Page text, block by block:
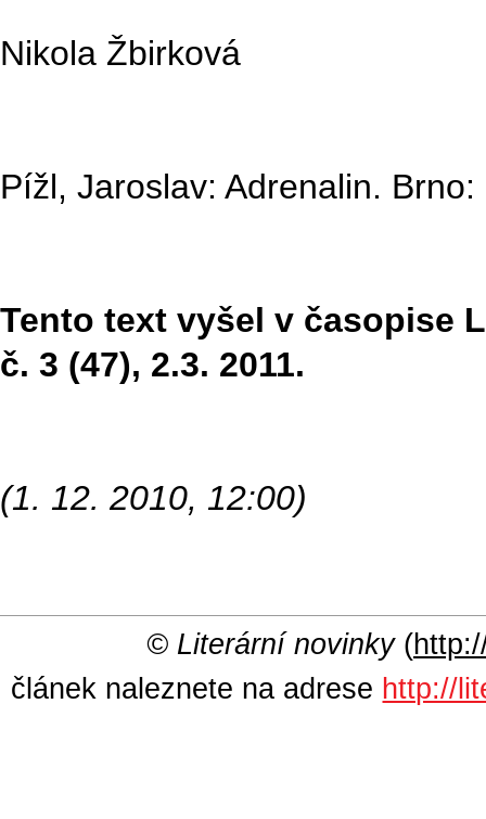
Nikola Žbirková
Pížl, Jaroslav: Adrenalin.
Tento text vyšel v časopise
č. 3 (47), 2.3. 2011.
(1. 12. 2010, 12:00)
© Literární novinky(
článek naleznete na adrese http://